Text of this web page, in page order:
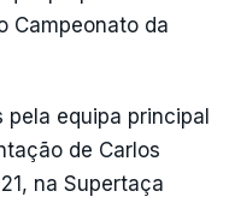
Campeonato da
pela equipa principal
de Carlos
na Supertaça